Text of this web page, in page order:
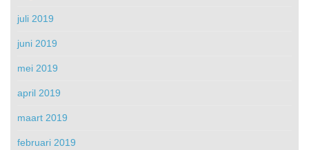
juli 2019
juni 2019
mei 2019
april 2019
maart 2019
februari 2019